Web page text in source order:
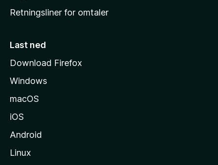
m
e
i
d
Retningsliner for omtaler
Last ned
Download Firefox
Windows
macOS
iOS
Android
Linux